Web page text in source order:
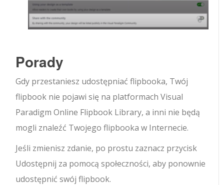
Porady
Gdy przestaniesz udostępniać flipbooka, Twój
flipbook nie pojawi się na platformach Visual
Paradigm Online Flipbook Library, a inni nie będą
mogli znaleźć Twojego flipbooka w Internecie.
Jeśli zmienisz zdanie, po prostu zaznacz przycisk
Udostępnij za pomocą społeczności, aby ponownie
udostępnić swój flipbook.